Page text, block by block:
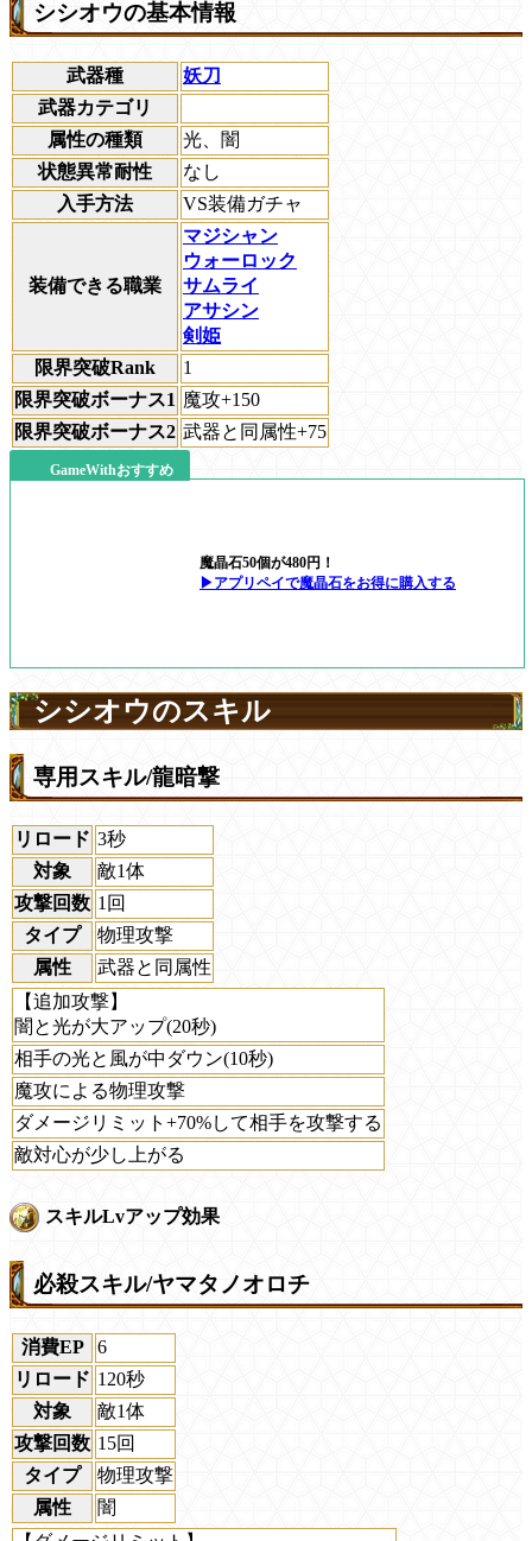
シシオウの基本情報
武器種
妖刀
武器カテゴリ
属性の種類
光、闇
状態異常耐性
なし
入手方法
VS装備ガチャ
装備できる職業
マジシャン
ウォーロック
サムライ
アサシン
剣姫
限界突破Rank
1
限界突破ボーナス1 魔攻+150
限界突破ボーナス2 武器と同属性+75
GameWithおすすめ
魔晶石50個が480円！
▶アプリペイで魔晶石をお得に購入する
シシオウのスキル
専用スキル/龍暗撃
リロード 3秒
対象
敵1体
攻撃回数 1回
タイプ
物理攻撃
属性
武器と同属性
【追加攻撃】
闇と光が大アップ(20秒)
相手の光と風が中ダウン(10秒)
魔攻による物理攻撃
ダメージリミット+70%して相手を攻撃する
敵対心が少し上がる
スキルLvアップ効果
必殺スキル/ヤマタノオロチ
消費EP
6
リロード 120秒
対象
敵1体
攻撃回数 15回
タイプ
物理攻撃
属性
闇